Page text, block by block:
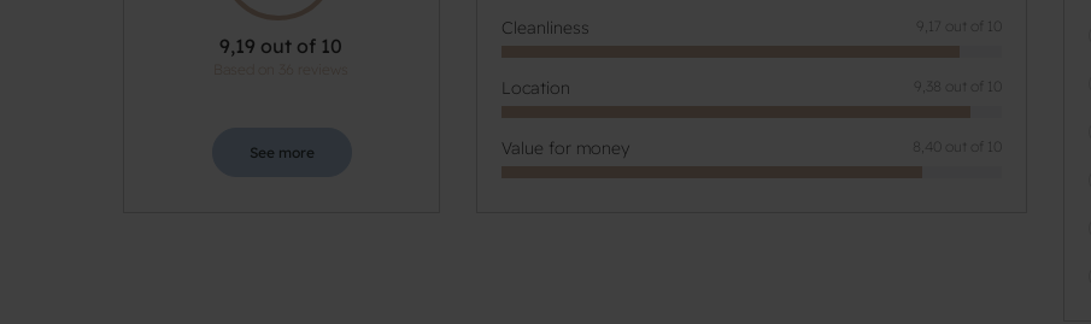
9,19 out of 10
See more
Cleanliness 9,17 out of 10
Location 9,38 out of 10
Value for money 8,40 out of 10